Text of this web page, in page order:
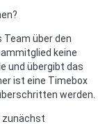
Team über den
keine
und übergibt das
ist eine Timebox
werden.
zunächst